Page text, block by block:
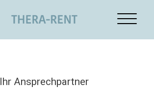
Ihr Ansprechpartner